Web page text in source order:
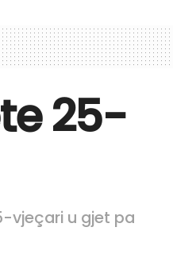
25-
vjeçari u gjet pa